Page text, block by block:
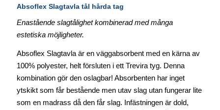
Absoflex Slagtavla tål hårda tag
Enastående slagtålighet kombinerad med många
estetiska möjligheter.
Absoflex Slagtavla är en väggabsorbent med en kärna av
100% polyester, helt försluten i ett Trevira tyg. Denna
kombination gör den oslagbar! Absorbenten har inget
ytskikt som får bestående men utav slag utan fungerar lite
som en madrass då den får slag. Infästningen är dold,